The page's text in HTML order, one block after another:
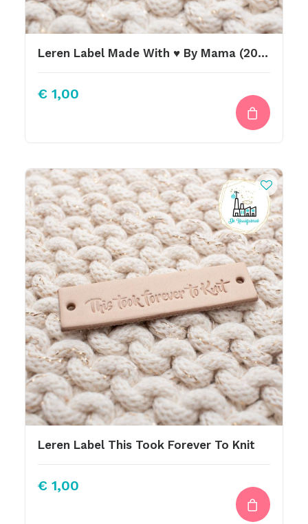
Leren Label Made With ♥ By Mama (2020)
€ 1,00
Leren Label This Took Forever To Knit
€ 1,00